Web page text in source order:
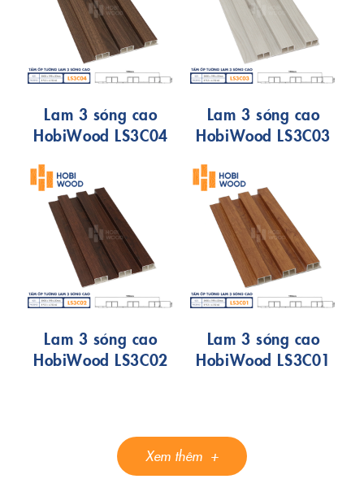
Lam 3 sóng cao
HobiWood LS3C04
Lam 3 sóng cao
HobiWood LS3C03
Lam 3 sóng cao
HobiWood LS3C02
Lam 3 sóng cao
HobiWood LS3C01
Xem thêm